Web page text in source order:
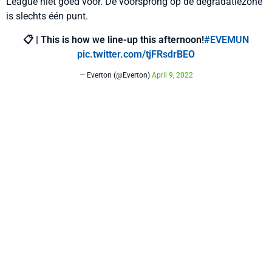
is slechts één punt.
📋 | This is how we line-up this afternoon!#EVEMUN
pic.twitter.com/tjFRsdrBEO
— Everton (@Everton) April 9, 2022